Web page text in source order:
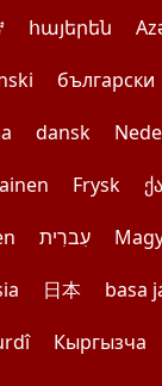
հայերեն
български
dansk
Frysk
עִברִית
日本 basa
Кыргызча